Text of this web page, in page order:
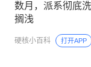
数月，派系彻底
搁浅
硬核小百科 打开APP